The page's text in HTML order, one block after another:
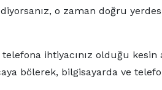
o zaman doğru
ihtiyacınız olduğu
bölerek, bilgisayarda ve